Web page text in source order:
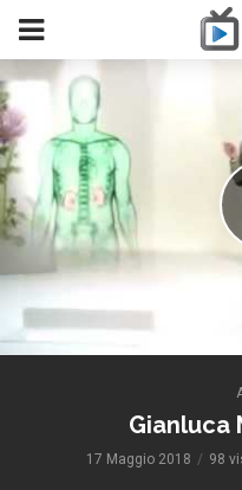
Gianluca
17 Maggio 2018 98